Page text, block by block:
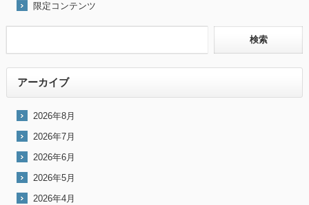
限定コンテンツ
アーカイブ
2026年8月
2026年7月
2026年6月
2026年5月
2026年4月